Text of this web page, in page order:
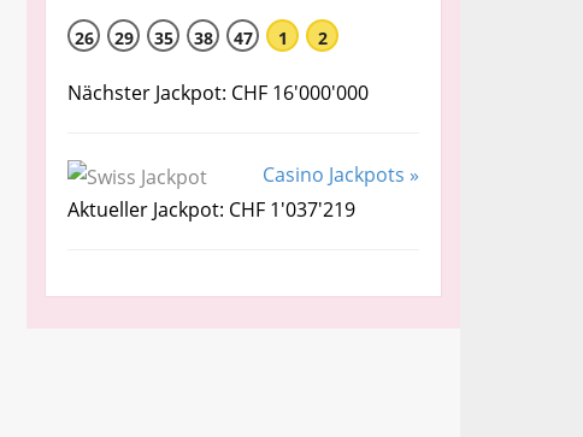
26 29 35 38 47 1 2
Nächster Jackpot: CHF 16'000'000
Casino Jackpots »
Aktueller Jackpot: CHF 1'037'219